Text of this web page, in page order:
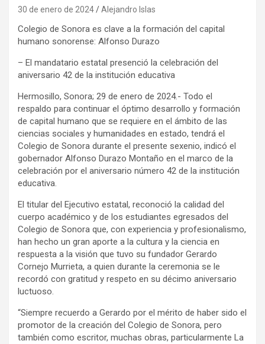
30 de enero de 2024 Alejandro Islas
Colegio de Sonora es clave a la formación del capital
humano sonorense: Alfonso Durazo
– El mandatario estatal presenció la celebración del
aniversario 42 de la institución educativa
Hermosillo, Sonora; 29 de enero de 2024.- Todo el
respaldo para continuar el óptimo desarrollo y formación
de capital humano que se requiere en el ámbito de las
ciencias sociales y humanidades en estado, tendrá el
Colegio de Sonora durante el presente sexenio, indicó el
gobernador Alfonso Durazo Montaño en el marco de la
celebración por el aniversario número 42 de la institución
educativa.
El titular del Ejecutivo estatal, reconoció la calidad del
cuerpo académico y de los estudiantes egresados del
Colegio de Sonora que, con experiencia y profesionalismo,
han hecho un gran aporte a la cultura y la ciencia en
respuesta a la visión que tuvo su fundador Gerardo
Cornejo Murrieta, a quien durante la ceremonia se le
recordó con gratitud y respeto en su décimo aniversario
luctuoso.
“Siempre recuerdo a Gerardo por el mérito de haber sido el
promotor de la creación del Colegio de Sonora, pero
también como escritor, muchas obras, particularmente La